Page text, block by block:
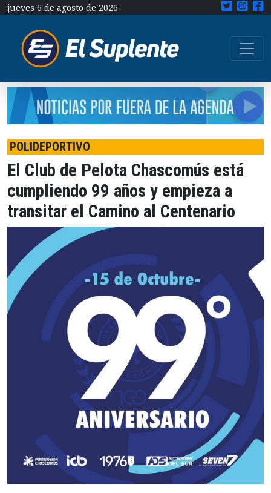
jueves 6 de agosto de 2026
POLIDEPORTIVO
El Club de Pelota Chascomús está
cumpliendo 99 años y empieza a
transitar el Camino al Centenario